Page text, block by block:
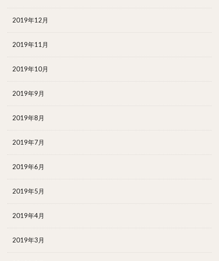
2019年12月
2019年11月
2019年10月
2019年9月
2019年8月
2019年7月
2019年6月
2019年5月
2019年4月
2019年3月